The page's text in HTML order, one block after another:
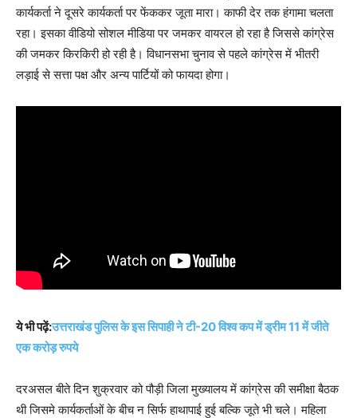
कार्यकर्ता ने दूसरे कार्यकर्ता पर फेंककर जूता मारा। काफी देर तक हंगामा चलता
रहा। इसका वीडियो सोशल मीडिया पर जमकर वायरल हो रहा है जिससे कांग्रेस
की जमकर किरकिरी हो रही है। विधानसभा चुनाव से पहले कांग्रेस में भीतरी
लड़ाई से सत्ता पक्ष और अन्य पार्टियों को फायदा होगा।
ये भी पढ़ें:उत्तराखंड पुलिस के इस सिपाही ने टी-20 विश्व कप में ड्रीम 11 में जीते
एक करोड़ रुपये
दरअसल बीते दिन शुक्रवार को पौड़ी जिला मुख्यालय में कांग्रेस की समीक्षा बैठक
थी जिसमे कार्यकर्ताओं के बीच न सिर्फ हाथापाई हुई बल्कि जूते भी चले। महिला